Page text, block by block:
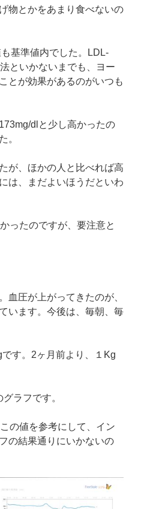
物とかをあまり食べないの
基準値内でした。LDL-
といかないまでも、ヨー
とが効果があるのがいつも
dlと少し高かったの
。
が、ほかの人と比べれば高
は、まだよいほうだといわ
ったのですが、要注意と
血圧が上がってきたのが、
います。今後は、毎朝、毎
す。2ヶ月前より、１Kg
ラフです。
の値を参考にして、イン
の結果通りにいかないの